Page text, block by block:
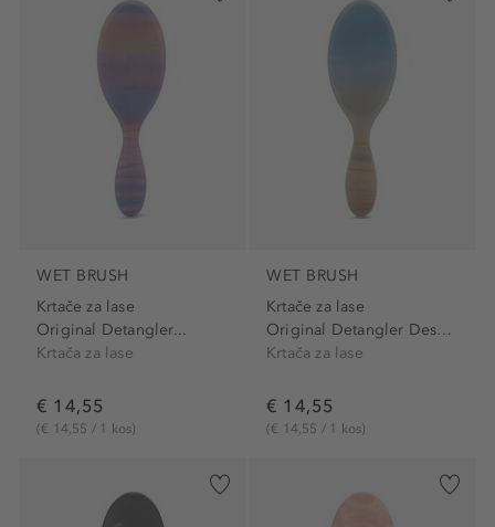
WET BRUSH
Krtače za lase
Original Detangler...
Krtača za lase
€ 14,55
(€ 14,55 / 1 kos)
WET BRUSH
Krtače za lase
Original Detangler Desert...
Krtača za lase
€ 14,55
(€ 14,55 / 1 kos)